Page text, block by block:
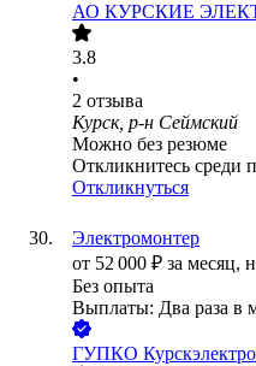
АО КУРСКИЕ
3.8
•
2 отзыва
Курск, р-н Сеймский
Можно без резюме
Откликнитесь среди
Откликнуться
Электромонтер
от 52 000 ₽ за месяц,
Без опыта
Выплаты: Два раза в
ГУПКО